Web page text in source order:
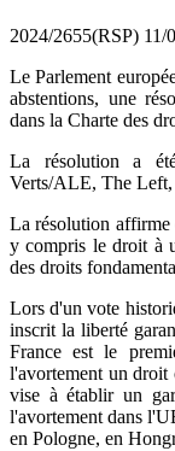
2024/2655(RSP) 11/
Le Parlement
abstentions, une
dans la Charte des
La résolution a
Verts/ALE, The Left,
La résolution affirme
y compris le droit à
des droits
Lors d'un vote
inscrit la liberté
France est le
l'avortement un droit
vise à établir un
l'avortement dans
en Pologne, en